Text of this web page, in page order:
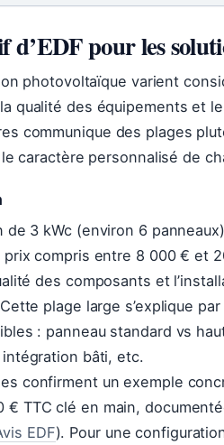
d’EDF pour les
photovoltaïque varient
qualité des équipements et
communique des plages
caractère personnalisé de
de 3 kWc (environ 6
prix compris entre 8 000 € et
des composants et
plage large s’explique
: panneau standard vs
bâti, etc.
confirment un exemple
€ TTC clé en main,
EDF). Pour une